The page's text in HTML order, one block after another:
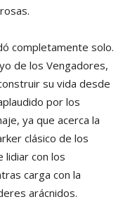
completamente solo.
de los Vengadores,
su vida desde
por los
ya que acerca la
clásico de los
lidiar con los
carga con la
arácnidos.